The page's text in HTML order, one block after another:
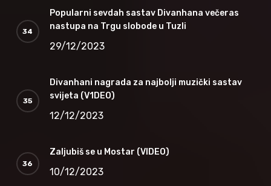
Popularni sevdah sastav Divanhana večeras
nastupa na Trgu slobode u Tuzli
29/12/2023
Divanhani nagrada za najbolji muzički sastav
svijeta (V1DEO)
12/12/2023
Zaljubiš se u Mostar (VIDEO)
10/12/2023